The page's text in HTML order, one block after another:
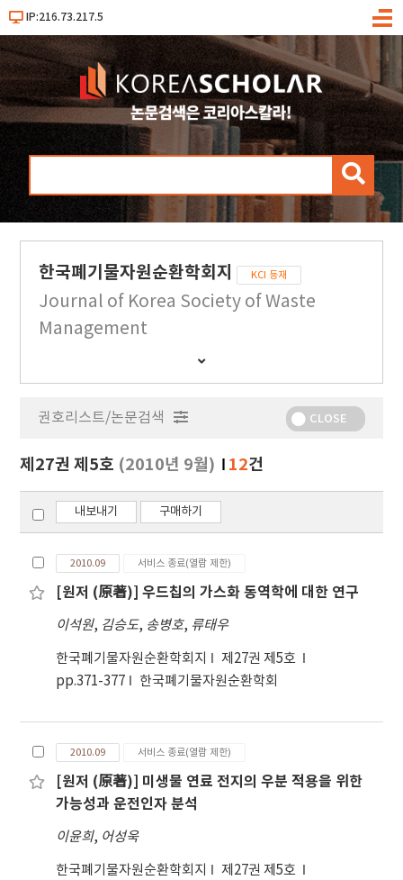
IP:216.73.217.5
메
검
한국폐기물자원순환학회지 KCI 등재
Journal of Korea Society of Waste
Management
간
행
보
기
권호리스트/논문검색 CLOSE
제27권 제5호 (2010년 9월) 12건
내보내기 구매하기
2010.09 서비스 종료(열람 제한)
[원저 (原著)] 우드칩의 가스화 동역학에 대한 연구
이석원, 김승도, 송병호, 류태우
한국폐기물자원순환학회지
제27권 제5호
pp.371-377
한국폐기물자원순환학회
2010.09 서비스 종료(열람 제한)
[원저 (原著)] 미생물 연료 전지의 우분 적용을 위한
가능성과 운전인자 분석
이윤희, 어성욱
한국폐기물자원순환학회지
제27권 제5호